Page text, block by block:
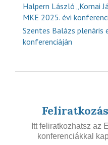
Halpern László „Kornai
MKE 2025. évi
Szentes Balázs plenáris
konferenciáján
Itt feliratkozhatsz az
konferenciákkal